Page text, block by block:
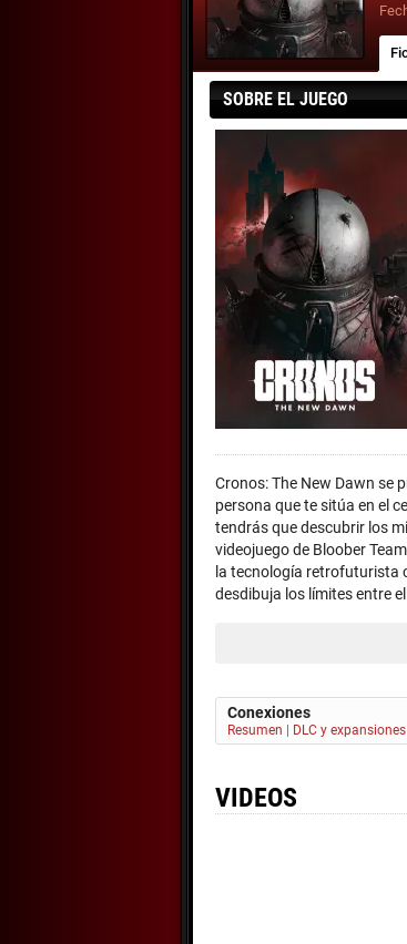
SOBRE EL JUEGO
Cronos: The New Dawn se
persona que te sitúa en el
tendrás que descubrir los
videojuego de Bloober
la tecnología retrofuturista
desdibuja los límites entre
Conexiones
Resumen DLC y expansiones
VIDEOS